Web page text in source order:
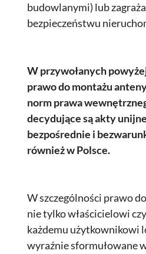
budowlanymi) lub
bezpieczeństwu
W przywołanych
prawo do montażu
norm prawa
decydujące są akty
bezpośrednie i
również w Polsce.
W szczególności prawo
nie tylko właścicielowi
każdemu użytkownikowi
wyraźnie sformułowane